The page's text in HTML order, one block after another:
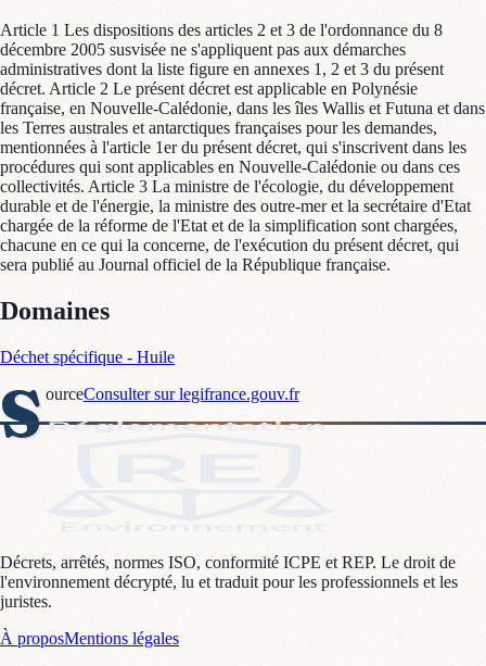
Article 1 Les dispositions des articles 2 et 3 de l'ordonnance du 8
décembre 2005 susvisée ne s'appliquent pas aux démarches
administratives dont la liste figure en annexes 1, 2 et 3 du présent
décret. Article 2 Le présent décret est applicable en Polynésie
française, en Nouvelle-Calédonie, dans les îles Wallis et Futuna et dans
les Terres australes et antarctiques françaises pour les demandes,
mentionnées à l'article 1er du présent décret, qui s'inscrivent dans les
procédures qui sont applicables en Nouvelle-Calédonie ou dans ces
collectivités. Article 3 La ministre de l'écologie, du développement
durable et de l'énergie, la ministre des outre-mer et la secrétaire d'Etat
chargée de la réforme de l'Etat et de la simplification sont chargées,
chacune en ce qui la concerne, de l'exécution du présent décret, qui
sera publié au Journal officiel de la République française.
Domaines
Déchet spécifique - Huile
S ourceConsulter sur legifrance.gouv.fr
Décrets, arrêtés, normes ISO, conformité ICPE et REP. Le droit de
l'environnement décrypté, lu et traduit pour les professionnels et les
juristes.
À proposMentions légales